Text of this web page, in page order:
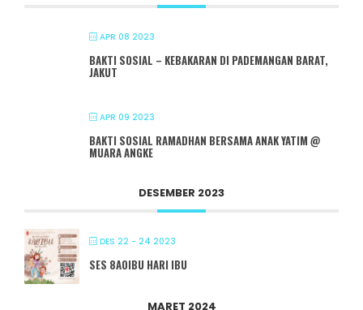
APR 08 2023
BAKTI SOSIAL – KEBAKARAN DI PADEMANGAN BARAT,
JAKUT
APR 09 2023
BAKTI SOSIAL RAMADHAN BERSAMA ANAK YATIM @
MUARA ANGKE
DESEMBER 2023
DES 22 - 24 2023
SES 8A0IBU HARI IBU
MARET 2024